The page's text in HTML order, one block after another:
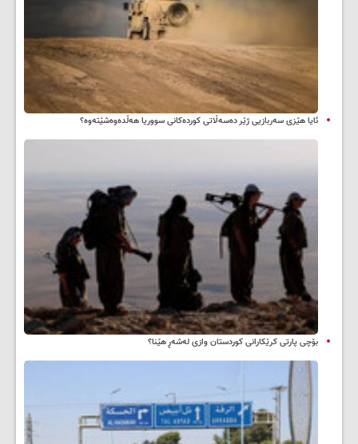
ئایا هێزی سەربازیی ژێر دەسەڵاتی کوردەکانی سووریا هەڵدەوەشێتەوە؟
بۆچی پارتی کرێکارانی کوردستان وازی لەشەڕ هێنا؟